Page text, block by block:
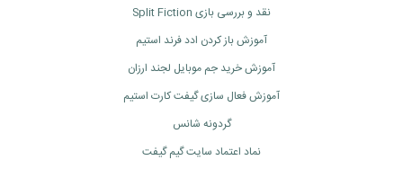
نقد و بررسی بازی Split Fiction
آموزش باز کردن ادد فرند استیم
آموزش خرید جم موبایل لجند ارزان
آموزش فعال سازی گیفت کارت استیم
گردونه شانس
نماد اعتماد سایت گیم گیفت